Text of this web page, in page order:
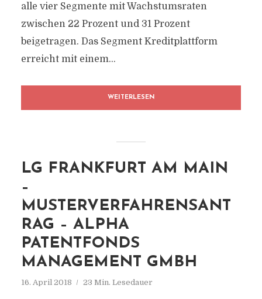
alle vier Segmente mit Wachstumsraten
zwischen 22 Prozent und 31 Prozent
beigetragen. Das Segment Kreditplattform
erreicht mit einem...
WEITERLESEN
LG FRANKFURT AM MAIN
–
MUSTERVERFAHRENSANT
RAG – ALPHA
PATENTFONDS
MANAGEMENT GMBH
16. April 2018 23 Min. Lesedauer